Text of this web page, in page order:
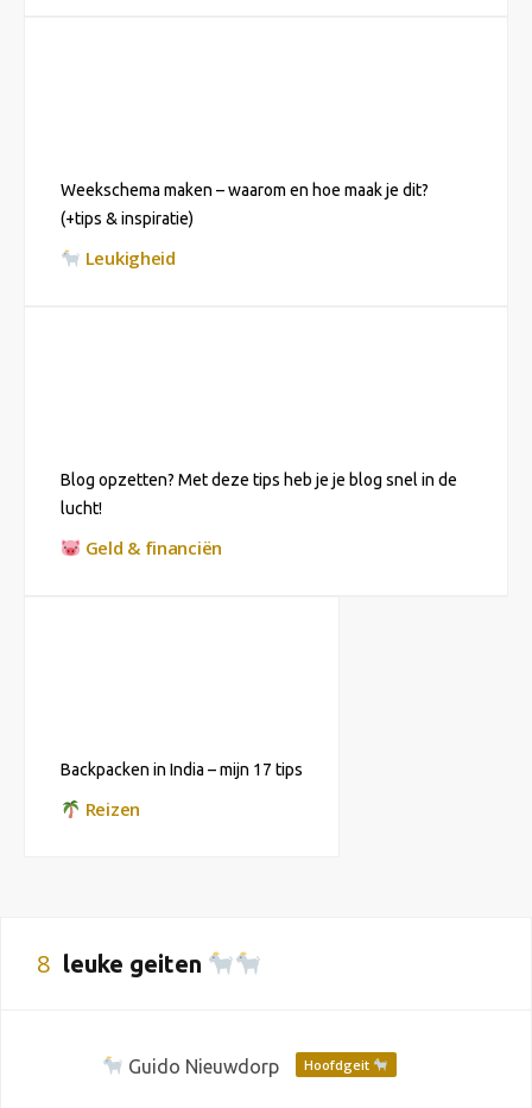
Weekschema maken – waarom en hoe maak je dit?
(+tips & inspiratie)
Leukigheid
Blog opzetten? Met deze tips heb je je blog snel in de
lucht!
Geld & financiën
Backpacken in India – mijn 17 tips
Reizen
8 leuke geiten
Guido Nieuwdorp Hoofdgeit